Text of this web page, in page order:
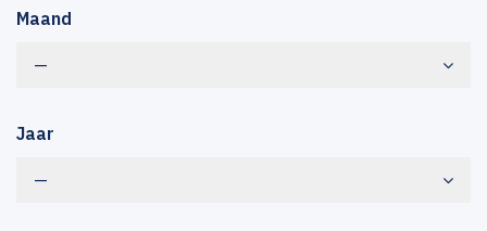
Maand
—
Jaar
—